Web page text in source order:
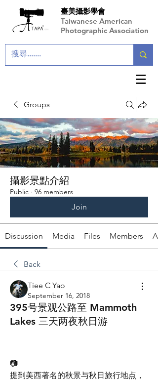
臺美攝影學會
Taiwanese American
Photographic Association
Groups
攝影景點介紹
Public · 96 members
Join
Discussion Media Files Members
Back
Tiee C Yao
September 16, 2018
395号景观公路至 Mammoth
Lakes 三天两夜秋日游
📷
提到美西著名的秋景与秋日旅行地点，